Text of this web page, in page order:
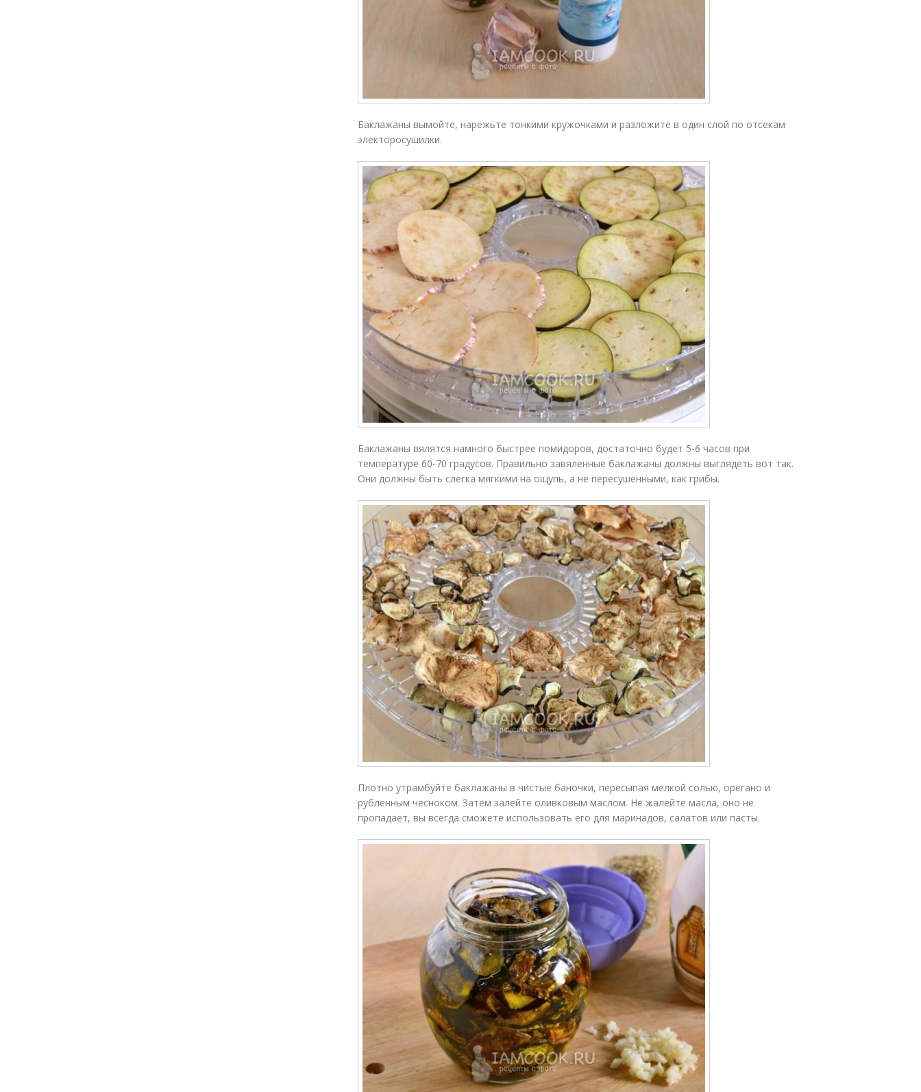
Баклажаны вымойте, нарежьте тонкими кружочками и разложите в один слой по отсекам
электоросушилки.
Баклажаны вялятся намного быстрее помидоров, достаточно будет 5-6 часов при
температуре 60-70 градусов. Правильно завяленные баклажаны должны выглядеть вот так.
Они должны быть слегка мягкими на ощупь, а не пересушенными, как грибы.
Плотно утрамбуйте баклажаны в чистые баночки, пересыпая мелкой солью, орегано и
рубленным чесноком. Затем залейте оливковым маслом. Не жалейте масла, оно не
пропадает, вы всегда сможете использовать его для маринадов, салатов или пасты.